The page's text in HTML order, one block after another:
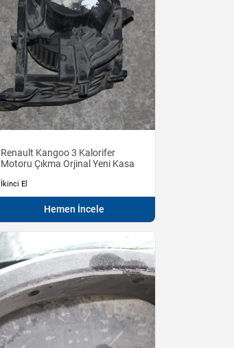
Renault Kangoo 3 Kalorifer
Motoru Çıkma Orjinal Yeni Kasa
İkinci El
Hemen İncele